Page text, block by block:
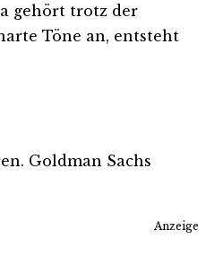
gehört trotz der
Töne an, entsteht
Goldman Sachs
Anzeige